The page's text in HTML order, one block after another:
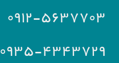
۰۹۱۲-۵۶۳۷۷۰۳
۰۹۳۵-۴۳۴۳۷۲۹